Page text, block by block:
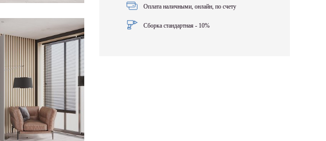
Оплата наличными, онлайн, по счету
Сборка стандартная - 10%